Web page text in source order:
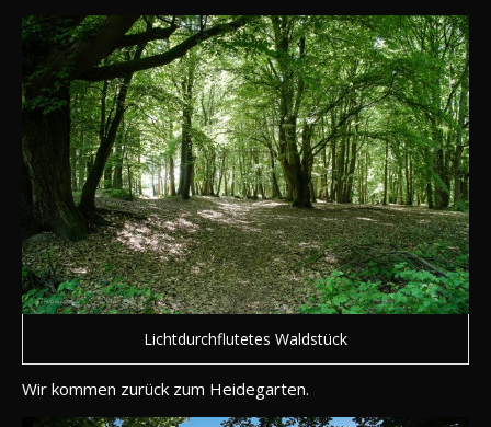
Lichtdurchflutetes Waldstück
Wir kommen zurück zum Heidegarten.